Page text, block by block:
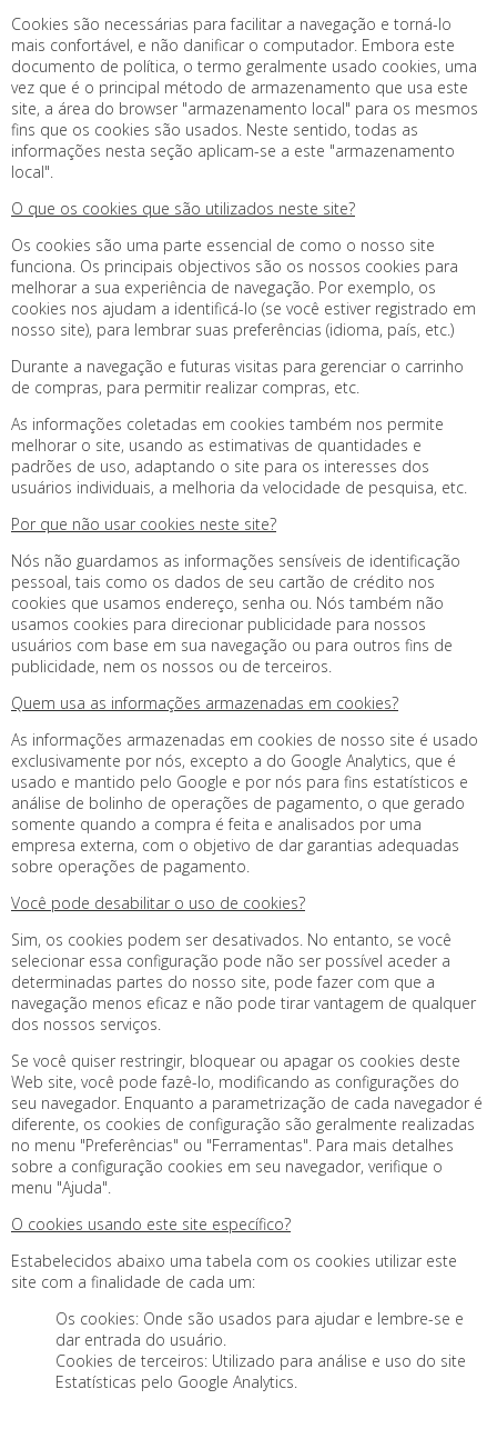
Cookies são necessárias para facilitar a navegação e torná-lo
mais confortável, e não danificar o computador. Embora este
documento de política, o termo geralmente usado cookies, uma
vez que é o principal método de armazenamento que usa este
site, a área do browser "armazenamento local" para os mesmos
fins que os cookies são usados​​. Neste sentido, todas as
informações nesta seção aplicam-se a este "armazenamento
local".
O que os cookies que são utilizados neste site?
Os cookies são uma parte essencial de como o nosso site
funciona. Os principais objectivos são os nossos cookies para
melhorar a sua experiência de navegação. Por exemplo, os
cookies nos ajudam a identificá-lo (se você estiver registrado em
nosso site), para lembrar suas preferências (idioma, país, etc.)
Durante a navegação e futuras visitas para gerenciar o carrinho
de compras, para permitir realizar compras, etc.
As informações coletadas em cookies também nos permite
melhorar o site, usando as estimativas de quantidades e
padrões de uso, adaptando o site para os interesses dos
usuários individuais, a melhoria da velocidade de pesquisa, etc.
Por que não usar cookies neste site?
Nós não guardamos as informações sensíveis de identificação
pessoal, tais como os dados de seu cartão de crédito nos
cookies que usamos endereço, senha ou. Nós também não
usamos cookies para direcionar publicidade para nossos
usuários com base em sua navegação ou para outros fins de
publicidade, nem os nossos ou de terceiros.
Quem usa as informações armazenadas em cookies?
As informações armazenadas em cookies de nosso site é usado
exclusivamente por nós, excepto a do Google Analytics, que é
usado e mantido pelo Google e por nós para fins estatísticos e
análise de bolinho de operações de pagamento, o que gerado
somente quando a compra é feita e analisados ​​por uma
empresa externa, com o objetivo de dar garantias adequadas
sobre operações de pagamento.
Você pode desabilitar o uso de cookies?
Sim, os cookies podem ser desativados. No entanto, se você
selecionar essa configuração pode não ser possível aceder a
determinadas partes do nosso site, pode fazer com que a
navegação menos eficaz e não pode tirar vantagem de qualquer
dos nossos serviços.
Se você quiser restringir, bloquear ou apagar os cookies deste
Web site, você pode fazê-lo, modificando as configurações do
seu navegador. Enquanto a parametrização de cada navegador é
diferente, os cookies de configuração são geralmente realizadas
no menu "Preferências" ou "Ferramentas". Para mais detalhes
sobre a configuração cookies em seu navegador, verifique o
menu "Ajuda".
O cookies usando este site específico?
Estabelecidos abaixo uma tabela com os cookies utilizar este
site com a finalidade de cada um:
Os cookies: Onde são usados ​​para ajudar e lembre-se e
dar entrada do usuário.
Cookies de terceiros: Utilizado para análise e uso do site
Estatísticas pelo Google Analytics.